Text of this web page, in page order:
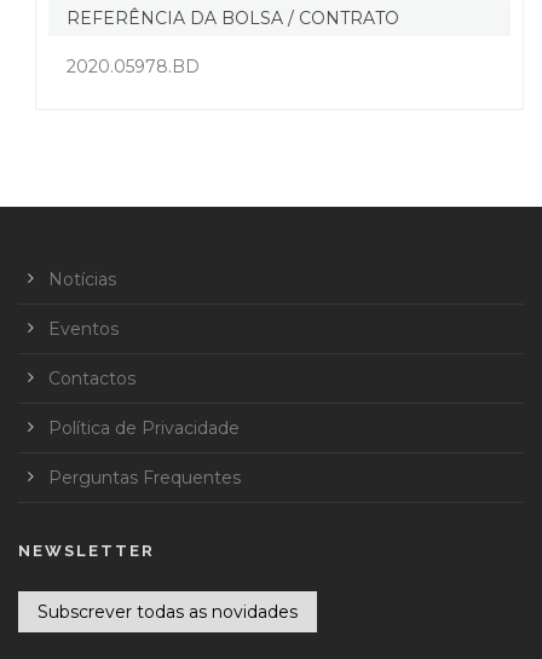
REFERÊNCIA DA BOLSA / CONTRATO
2020.05978.BD
Notícias
Eventos
Contactos
Política de Privacidade
Perguntas Frequentes
NEWSLETTER
Subscrever todas as novidades